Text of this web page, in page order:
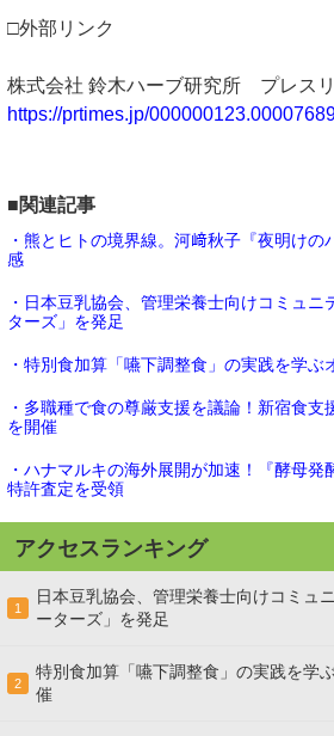
□外部リンク
株式会社 鈴木ハーブ研究所 プレスリ
https://prtimes.jp/
■関連記事
・熊とヒトの境界線。河﨑秋子『夜明け
感
・日本豆乳協会、管理栄養士向けコミュ
ターズ」を発足
・特別食加算「嚥下調整食」の実践を学
・多職種で食の尊厳支援を議論！新宿食支
を開催
・ハナマルキの海外展開が加速！『酵母
特許査定を受領
アクセスランキング
1
日本豆乳協会、管理栄養士向けコミュ
ーターズ」を発足
2
特別食加算「嚥下調整食」の実践を学
催